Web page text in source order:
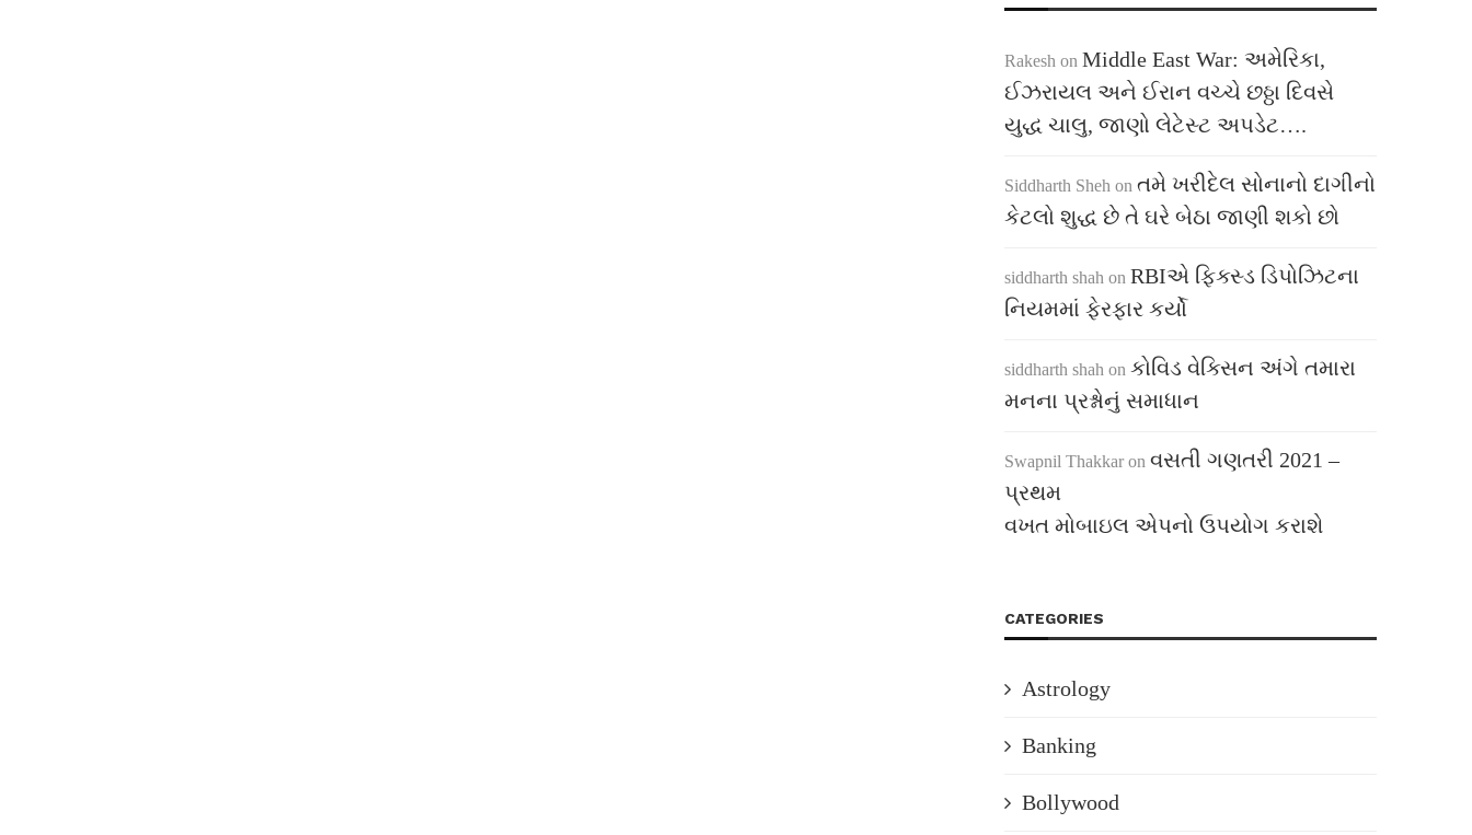
Rakesh on Middle East War: અમેરિકા,
ઈઝરાયલ અને ઈરાન વચ્ચે છઠ્ઠા દિવસે
યુદ્ધ ચાલુ, જાણો લેટેસ્ટ અપડેટ….
Siddharth Sheh on તમે ખરીદેલ સોનાનો દાગીનો
કેટલો શુદ્ધ છે તે ઘરે બેઠા જાણી શકો છો
siddharth shah on RBIએ ફિક્સ્ડ ડિપોઝિટના
નિયમમાં ફેરફાર કર્યો
siddharth shah on કોવિડ વેક્સિન અંગે તમારા
મનના પ્રશ્નોનું સમાધાન
Swapnil Thakkar on વસતી ગણતરી 2021 –
પ્રથમ
વખત મોબાઇલ એપનો ઉપયોગ કરાશે
CATEGORIES
Astrology
Banking
Bollywood